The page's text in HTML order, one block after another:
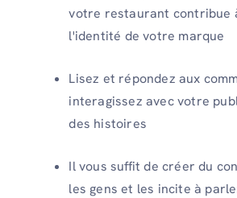
votre restaurant contribue
l'identité de votre marque
Lisez et répondez aux
interagissez avec votre
des histoires
Il vous suffit de créer du
les gens et les incite à